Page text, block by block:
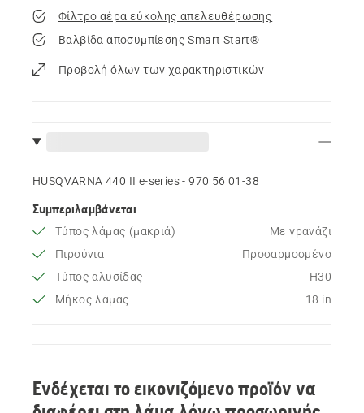
Φίλτρο αέρα εύκολης απελευθέρωσης
Βαλβίδα αποσυμπίεσης Smart Start®
Προβολή όλων των χαρακτηριστικών
HUSQVARNA 440 II e-series - 970 56 01‑38
Συμπεριλαμβάνεται
Τύπος λάμας (μακριά)
Με γρανάζι
Πιρούνια
Προσαρμοσμένο
Τύπος αλυσίδας
H30
Μήκος λάμας
18 in
Ενδέχεται το εικονιζόμενο προϊόν να